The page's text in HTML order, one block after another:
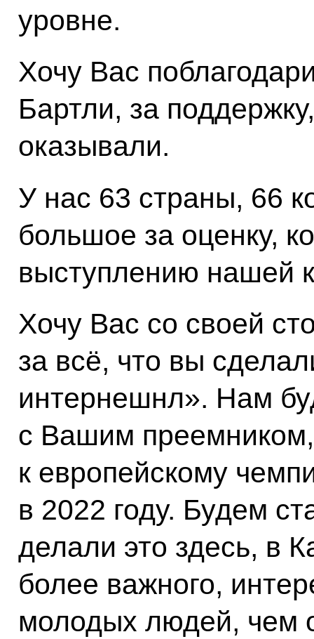
уровне.
Хочу Вас
Бартли, за
оказывали.
У нас 63 страны, 66
большое за оценку,
выступлению нашей
Хочу Вас со своей
за всё, что вы
интернешнл». Нам
с Вашим
к европейскому
в 2022 году. Будем
делали это здесь, в
более важного,
молодых людей, чем